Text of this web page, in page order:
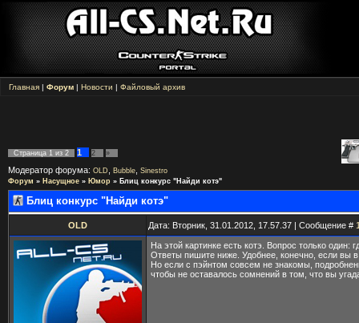
Главная | Форум | Новости | Файловый архив
Страница 1 из 2 1 2 »
Модератор форума: OLD Bubble Sinestro
Форум » Насущное » Юмор » Блиц конкурс "Найди котэ"
Блиц конкурс "Найди котэ"
OLD Дата: Вторник, 31.01.2012, 17.57.37 | Сообщение #
На этой картинке есть котэ. Вопрос только один:
Ответы пишите ниже. Удобнее, конечно, если вы
Но если с пэйнтом совсем не знакомы,
чтобы не оставалось сомнений в том, что вы